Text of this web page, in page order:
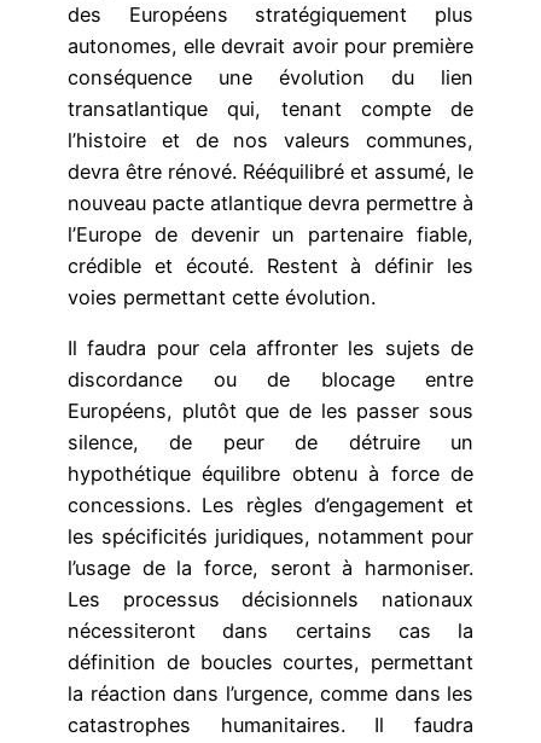
des Européens stratégiquement plus
autonomes, elle devrait avoir pour première
conséquence une évolution du lien
transatlantique qui, tenant compte de
l’histoire et de nos valeurs communes,
devra être rénové. Rééquilibré et assumé, le
nouveau pacte atlantique devra permettre à
l’Europe de devenir un partenaire fiable,
crédible et écouté. Restent à définir les
voies permettant cette évolution.
Il faudra pour cela affronter les sujets de
discordance ou de blocage entre
Européens, plutôt que de les passer sous
silence, de peur de détruire un
hypothétique équilibre obtenu à force de
concessions. Les règles d’engagement et
les spécificités juridiques, notamment pour
l’usage de la force, seront à harmoniser.
Les processus décisionnels nationaux
nécessiteront dans certains cas la
définition de boucles courtes, permettant
la réaction dans l’urgence, comme dans les
catastrophes humanitaires. Il faudra